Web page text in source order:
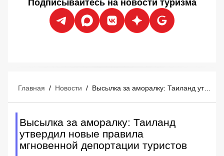
Подписывайтесь на новости туризма
Главная / Новости / Высылка за аморалку: Таиланд утвердил новые правила мгновенной депортации туристов
Высылка за аморалку: Таиланд
утвердил новые правила
мгновенной депортации туристов